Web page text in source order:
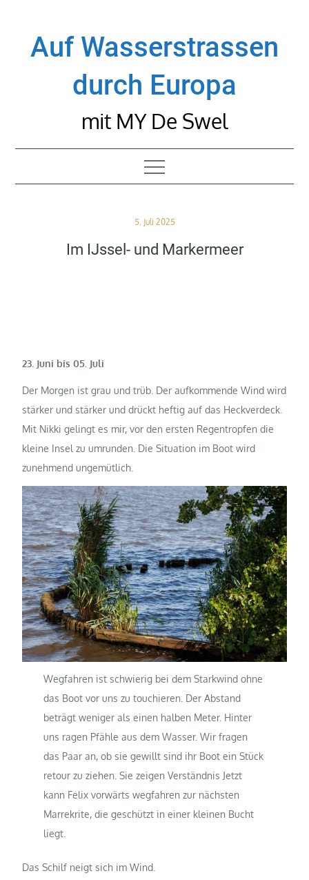
contentAuf Wasserstrassen
durch Europa
mit MY De Swel
Posted
5. Juli 2025
Im IJssel- und Markermeer
23. Juni bis 05. Juli
Der Morgen ist grau und trüb. Der aufkommende Wind wird
stärker und stärker und drückt heftig auf das Heckverdeck.
Mit Nikki gelingt es mir, vor den ersten Regentropfen die
kleine Insel zu umrunden. Die Situation im Boot wird
zunehmend ungemütlich.
Wegfahren ist schwierig bei dem Starkwind ohne
das Boot vor uns zu touchieren. Der Abstand
beträgt weniger als einen halben Meter. Hinter
uns ragen Pfähle aus dem Wasser. Wir fragen
das Paar an, ob sie gewillt sind ihr Boot ein Stück
retour zu ziehen. Sie zeigen Verständnis Jetzt
kann Felix vorwärts wegfahren zur nächsten
Marrekrite, die geschützt in einer kleinen Bucht
liegt.
Das Schilf neigt sich im Wind.